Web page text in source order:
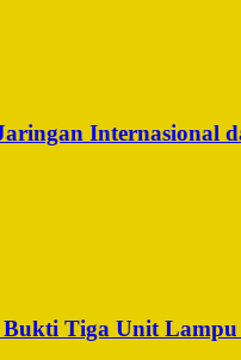
Internasional
Bukti Tiga Unit Lampu